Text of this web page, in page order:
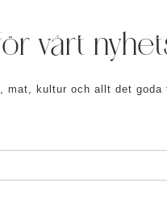
vårt
mat, kultur och allt det goda